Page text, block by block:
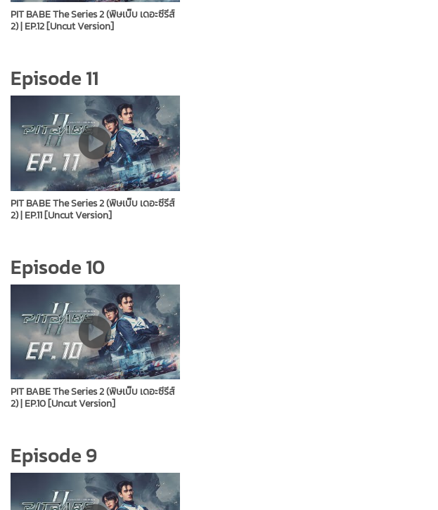
PIT BABE The Series 2 (พิษเบ๊บ เดอะซีรีส์
2) | EP.12 [Uncut Version]
Episode 11
PIT BABE The Series 2 (พิษเบ๊บ เดอะซีรีส์
2) | EP.11 [Uncut Version]
Episode 10
PIT BABE The Series 2 (พิษเบ๊บ เดอะซีรีส์
2) | EP.10 [Uncut Version]
Episode 9